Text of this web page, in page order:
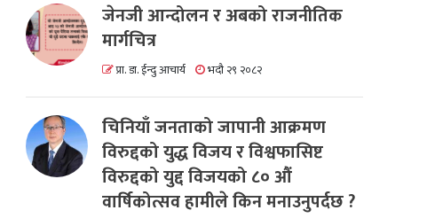
जेनजी आन्दोलन र अबको राजनीतिक
मार्गचित्र
प्रा. डा. ईन्दु आचार्य भदौ २९ २०८२
चिनियाँ जनताको जापानी आक्रमण
विरुद्दको युद्ध विजय र विश्वफासिष्ट
विरुद्दको युद्द विजयको ८० औं
वार्षिकोत्सव हामीले किन मनाउनुपर्दछ ?